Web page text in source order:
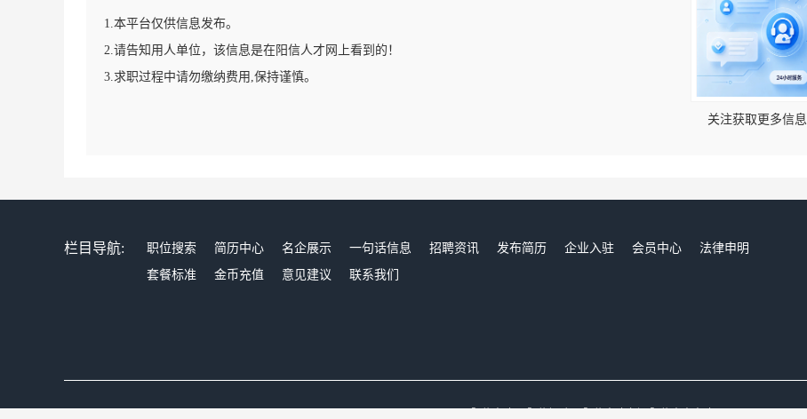
1.本平台仅供信息发布。
2.请告知用人单位，该信息是在阳信人才网上看到的！
3.求职过程中请勿缴纳费用,保持谨慎。
关注获取更多信息
栏目导航: 职位搜索 简历中心 名企展示 一句话信息 招聘资讯 发布简历 企业入驻 会员中心
法律申明
套餐标准
金币充值 意见建议 联系我们